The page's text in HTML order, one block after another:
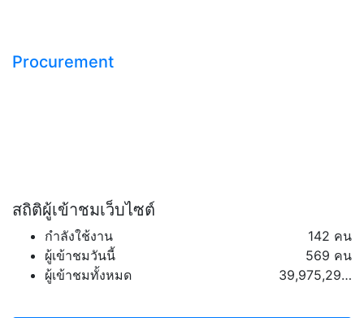
Procurement
สถิติผู้เข้าชมเว็บไซต์
กำลังใช้งาน
142 คน
ผู้เข้าชมวันนี้
569 คน
ผู้เข้าชมทั้งหมด
39,975,293 คน